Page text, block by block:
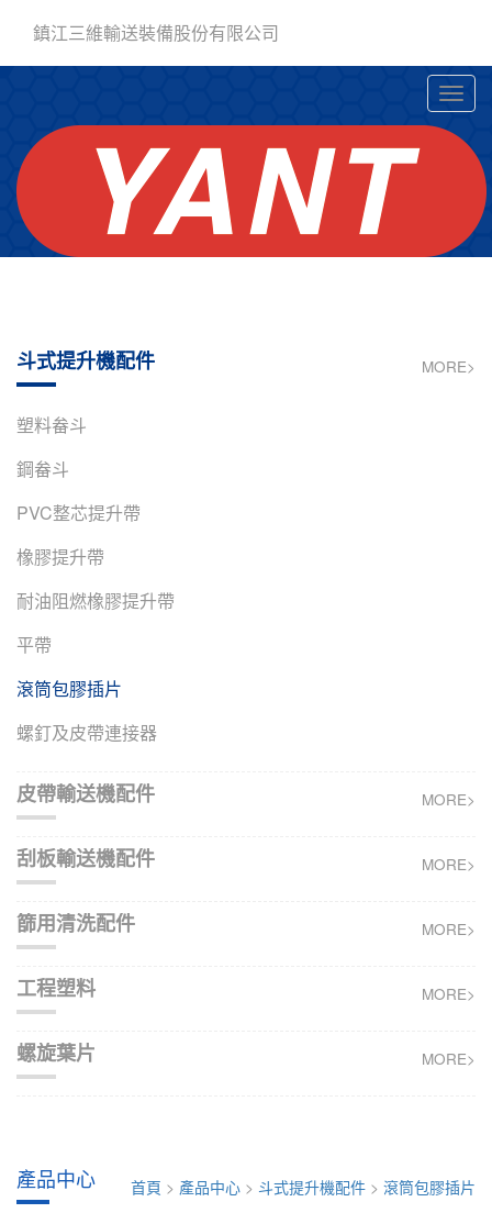
鎮江三維輸送裝備股份有限公司
MORE>
斗式提升機配件
塑料畚斗
鋼畚斗
PVC整芯提升帶
橡膠提升帶
耐油阻燃橡膠提升帶
平帶
滾筒包膠插片
螺釘及皮帶連接器
MORE>
皮帶輸送機配件
MORE>
刮板輸送機配件
MORE>
篩用清洗配件
MORE>
工程塑料
MORE>
螺旋葉片
首頁 > 產品中心 > 斗式提升機配件 > 滾筒包膠插片
產品中心